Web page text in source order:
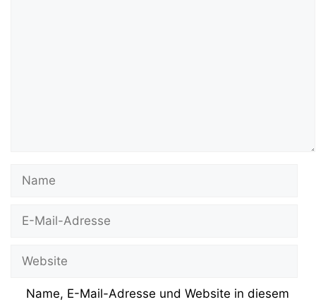
Name
Website
Name, E-Mail-Adresse und Website in diesem